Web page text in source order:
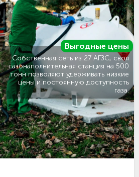
Выгодные цены
Собственная сеть из 27 АГЗС, своя
газонаполнительная станция на 500
тонн позволяют удерживать низкие
цены и постоянную доступность
газа.